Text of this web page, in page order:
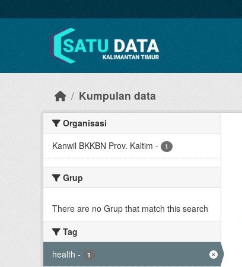
Kumpulan data
Organisasi
Kanwil BKKBN Prov. Kaltim - 1
Grup
There are no Grup that match this search
Tag
health - 1